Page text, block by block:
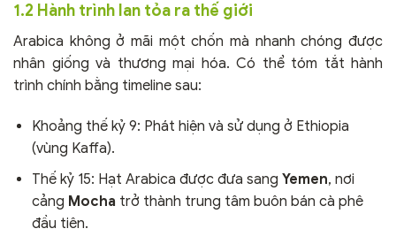
1.2 Hành trình lan tỏa ra thế giới
Arabica không ở mãi một chốn mà nhanh chóng được
nhân giống và thương mại hóa. Có thể tóm tắt hành
trình chính bằng timeline sau:
Khoảng thế kỷ 9: Phát hiện và sử dụng ở Ethiopia
(vùng Kaffa).
Thế kỷ 15: Hạt Arabica được đưa sang Yemen, nơi
cảng Mocha trở thành trung tâm buôn bán cà phê
đầu tiên.